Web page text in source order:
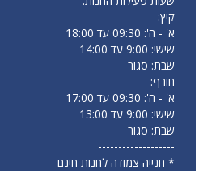
קיץ:
א' - ה': 09:30 עד 18:00
שישי: 9:00 עד 14:00
שבת: סגור
חורף:
א' - ה': 09:30 עד 17:00
שישי: 9:00 עד 13:00
שבת: סגור
-------------------
* חנייה צמודה לחנות חינם